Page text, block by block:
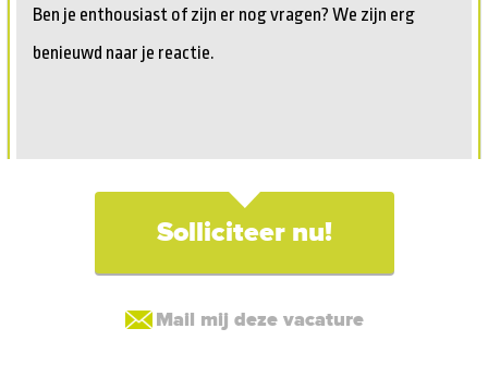
Ben je enthousiast of zijn er nog vragen? We zijn erg
benieuwd naar je reactie.
Solliciteer nu!
Mail mij deze vacature